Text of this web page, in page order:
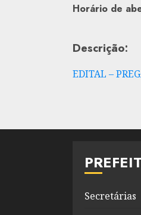
Horário de
Descrição:
EDITAL –
Secretárias